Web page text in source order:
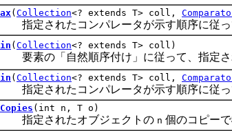
( Collection<? extends T> coll,
指定されたコンパレータが示す順序に従っ
( Collection<? extends T> coll)
要素の「自然順序付け」に従って、指定さ
( Collection<? extends T> coll,
指定されたコンパレータが示す順序に従っ
(int n, T o)
指定されたオブジェクトの n 個のコピー